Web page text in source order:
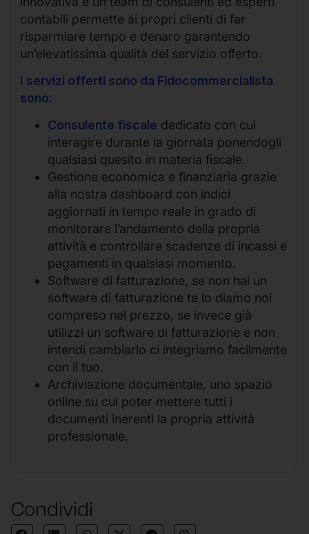
contabili permette ai propri clienti di far
risparmiare tempo e denaro garantendo
un’elevatissima qualità del servizio offerto.
I servizi offerti sono da Fidocommercialista
sono:
Consulente fiscale dedicato con cui
interagire durante la giornata ponendogli
qualsiasi quesito in materia fiscale.
Gestione economica e finanziaria grazie
alla nostra dashboard con indici
aggiornati in tempo reale in grado di
monitorare l’andamento della propria
attività e controllare scadenze di incassi e
pagamenti in qualsiasi momento.
Software di fatturazione, se non hai un
software di fatturazione te lo diamo noi
compreso nel prezzo, se invece già
utilizzi un software di fatturazione e non
intendi cambiarlo ci integriamo facilmente
con il tuo.
Archiviazione documentale, uno spazio
online su cui poter mettere tutti i
documenti inerenti la propria attività
professionale.
Condividi